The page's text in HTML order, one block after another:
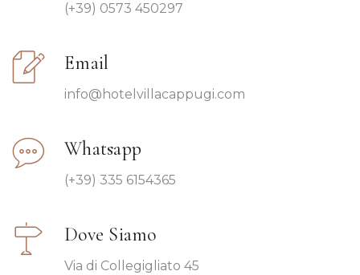
(+39) 0573 450297
Email
info@hotelvillacappugi.com
Whatsapp
(+39) 335 6154365
Dove Siamo
Via di Collegigliato 45